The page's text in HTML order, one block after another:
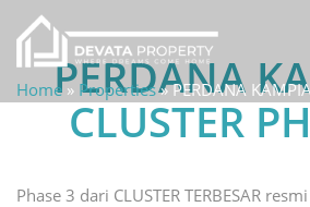
Home » Properties»PERDANA
PERDANA
CLUSTER
Phase 3 dari CLUSTER TERBESAR